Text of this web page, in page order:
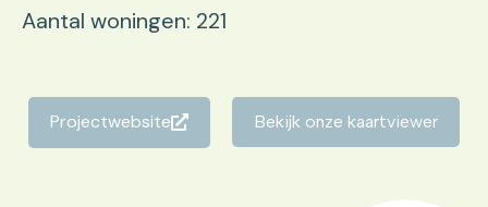
Aantal woningen: 221
Projectwebsite Bekijk onze kaartviewer